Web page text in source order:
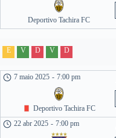
Deportivo Tachira FC
E V D V D
7 maio 2025 - 7:00 pm
Deportivo Tachira FC
22 abr 2025 - 7:00 pm